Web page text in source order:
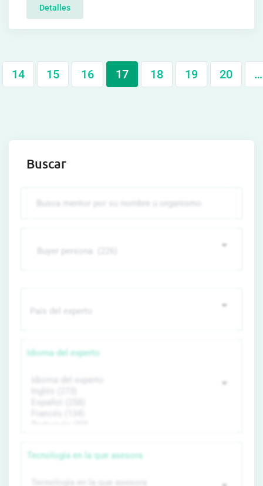
Detalles
14 15 16 17 18 19 20 …
Buscar
Idioma del experto
Tecnología en la que asesora